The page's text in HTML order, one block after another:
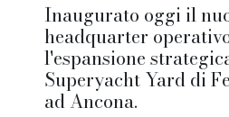
Inaugurato oggi il
headquarter
l'espansione
Superyacht Yard di
ad Ancona.